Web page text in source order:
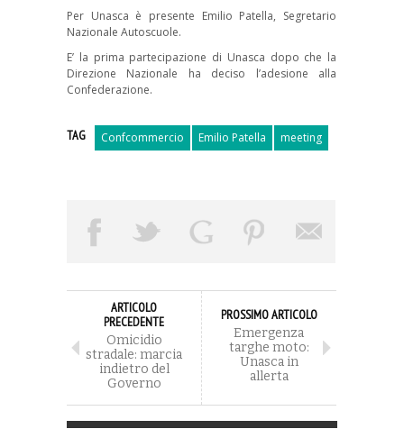
Per Unasca è presente Emilio Patella, Segretario
Nazionale Autoscuole.
E’ la prima partecipazione di Unasca dopo che la
Direzione Nazionale ha deciso l’adesione alla
Confederazione.
TAG Confcommercio Emilio Patella meeting
ARTICOLO
PRECEDENTE
Omicidio
stradale: marcia
indietro del
Governo
PROSSIMO ARTICOLO
Emergenza
targhe moto:
Unasca in
allerta